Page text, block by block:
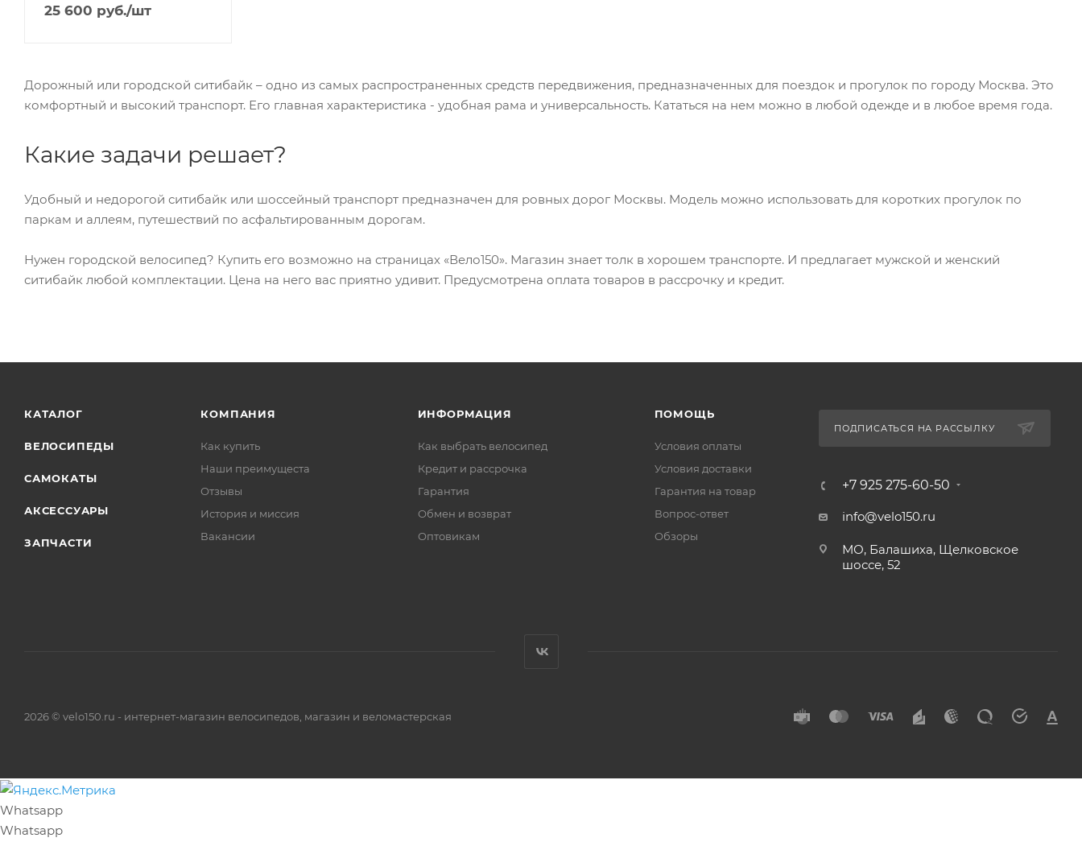
25 600 руб./шт
Дорожный или городской ситибайк – одно из самых распространенных средств передвижения, предназначенных для поездок и прогулок по городу Москва. Это
комфортный и высокий транспорт. Его главная характеристика - удобная рама и универсальность. Кататься на нем можно в любой одежде и в любое время года.
Какие задачи решает?
Удобный и недорогой ситибайк или шоссейный транспорт предназначен для ровных дорог Москвы. Модель можно использовать для коротких прогулок по
паркам и аллеям, путешествий по асфальтированным дорогам.
Нужен городской велосипед? Купить его возможно на страницах «Вело150». Магазин знает толк в хорошем транспорте. И предлагает мужской и женский
ситибайк любой комплектации. Цена на него вас приятно удивит. Предусмотрена оплата товаров в рассрочку и кредит.
КАТАЛОГ
ВЕЛОСИПЕДЫ
САМОКАТЫ
АКСЕССУАРЫ
ЗАПЧАСТИ
КОМПАНИЯ
Как купить
Наши преимущеста
Отзывы
История и миссия
Вакансии
ИНФОРМАЦИЯ
Как выбрать велосипед
Кредит и рассрочка
Гарантия
Обмен и возврат
Оптовикам
ПОМОЩЬ
Условия оплаты
Условия доставки
Гарантия на товар
Вопрос-ответ
Обзоры
ПОДПИСАТЬСЯ НА РАССЫЛКУ
+7 925 275-60-50
info@velo150.ru
МО, Балашиха, Щелковское
шоссе, 52
2026 © velo150.ru - интернет-магазин велосипедов, магазин и веломастерская
Whatsapp
Whatsapp